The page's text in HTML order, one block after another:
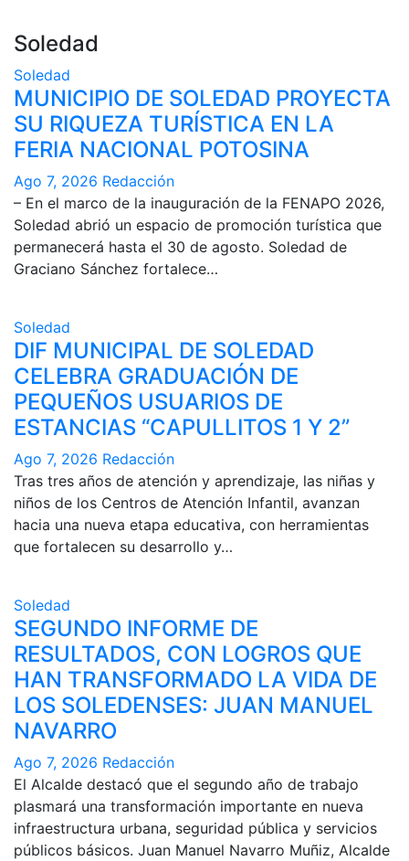
Soledad
Soledad
MUNICIPIO DE SOLEDAD PROYECTA
SU RIQUEZA TURÍSTICA EN LA
FERIA NACIONAL POTOSINA
Ago 7, 2026 Redacción
– En el marco de la inauguración de la FENAPO 2026,
Soledad abrió un espacio de promoción turística que
permanecerá hasta el 30 de agosto. Soledad de
Graciano Sánchez fortalece…
Soledad
DIF MUNICIPAL DE SOLEDAD
CELEBRA GRADUACIÓN DE
PEQUEÑOS USUARIOS DE
ESTANCIAS “CAPULLITOS 1 Y 2”
Ago 7, 2026 Redacción
Tras tres años de atención y aprendizaje, las niñas y
niños de los Centros de Atención Infantil, avanzan
hacia una nueva etapa educativa, con herramientas
que fortalecen su desarrollo y…
Soledad
SEGUNDO INFORME DE
RESULTADOS, CON LOGROS QUE
HAN TRANSFORMADO LA VIDA DE
LOS SOLEDENSES: JUAN MANUEL
NAVARRO
Ago 7, 2026 Redacción
El Alcalde destacó que el segundo año de trabajo
plasmará una transformación importante en nueva
infraestructura urbana, seguridad pública y servicios
públicos básicos. Juan Manuel Navarro Muñiz, Alcalde